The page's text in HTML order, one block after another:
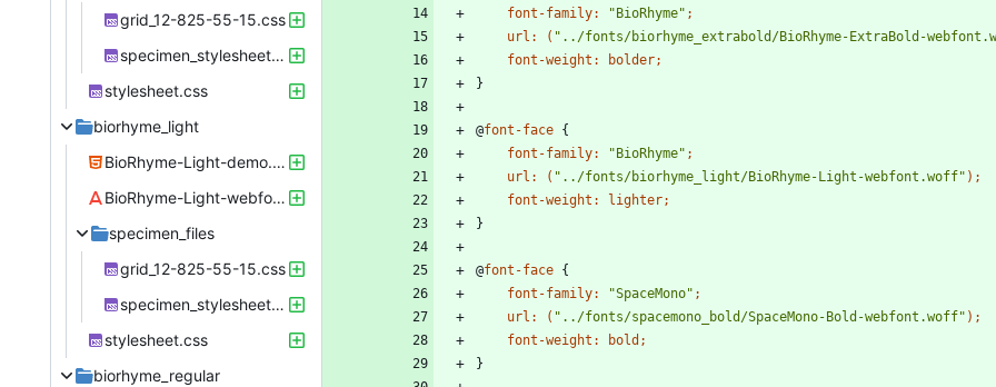
grid_12-825-55-15.css
specimen_stylesheet.css
stylesheet.css
biorhyme_light
BioRhyme-Light-demo.html
BioRhyme-Light-webfont.woff
specimen_files
grid_12-825-55-15.css
specimen_stylesheet.css
stylesheet.css
biorhyme_regular
font-family: "BioRhyme" ;
url : ( "../fonts/biorhyme_extrabold/BioRhyme-ExtraBold-
font-weight : bolder;
}
@font-face {
font-family: "BioRhyme" ;
url : ( "../fonts/biorhyme_light/BioRhyme-Light-webfont.woff" ) ;
font-weight : lighter;
}
@font-face {
font-family: "SpaceMono" ;
url : ( "../fonts/spacemono_bold/SpaceMono-Bold-webfont.woff" ) ;
font-weight : bold ;
}